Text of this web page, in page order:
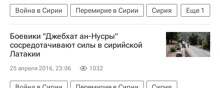
Еще 1
Война в Сирии Перемирие в Сирии
Сирия
Турция
Боевики "Джебхат ан-Нусры"
сосредотачивают силы в сирийской
Латакии
25 апреля 2016, 23:06 1032